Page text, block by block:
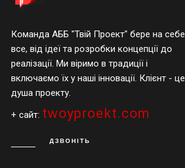
Команда АББ "Твій Проект" бере на себе
все, від ідеї та розробки концепції до
реалізації. Ми віримо в традиції і
включаємо їх у наші інновації. Клієнт - це
душа проекту.
+ сайт: twoyproekt.com
ДЗВОНІТЬ